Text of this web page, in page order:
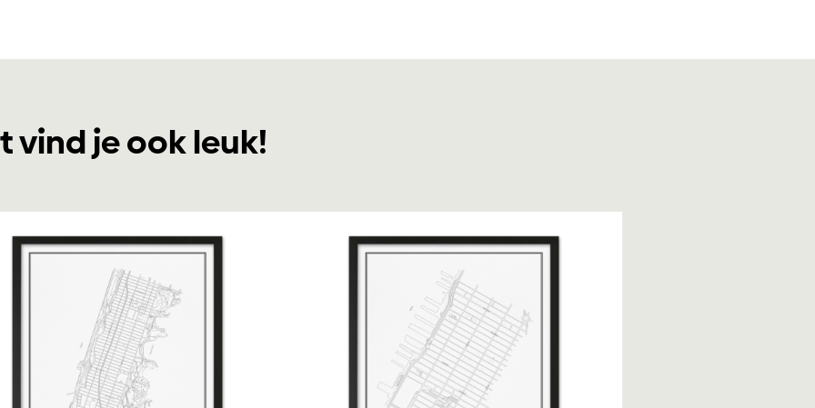
vind je ook leuk!